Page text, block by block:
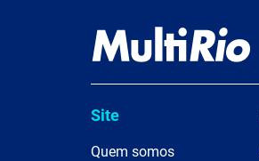
Site
Quem somos